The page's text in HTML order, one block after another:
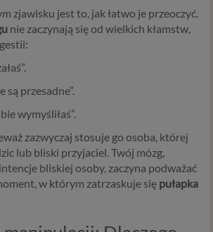
zjawisku jest to, jak łatwo je przeoczyć.
nie zaczynają się od wielkich kłamstw,
są przesadne”.
wymyśliłaś”.
zazwyczaj stosuje go osoba, której
lub bliski przyjaciel. Twój mózg,
bliskiej osoby, zaczyna podważać
w którym zatrzaskuje się pułapka